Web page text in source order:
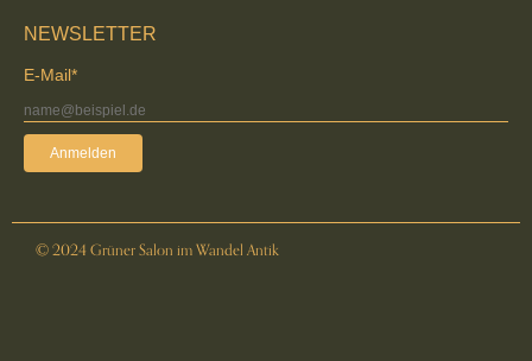
NEWSLETTER
E-Mail*
Anmelden
© 2024 Grüner Salon im Wandel Antik